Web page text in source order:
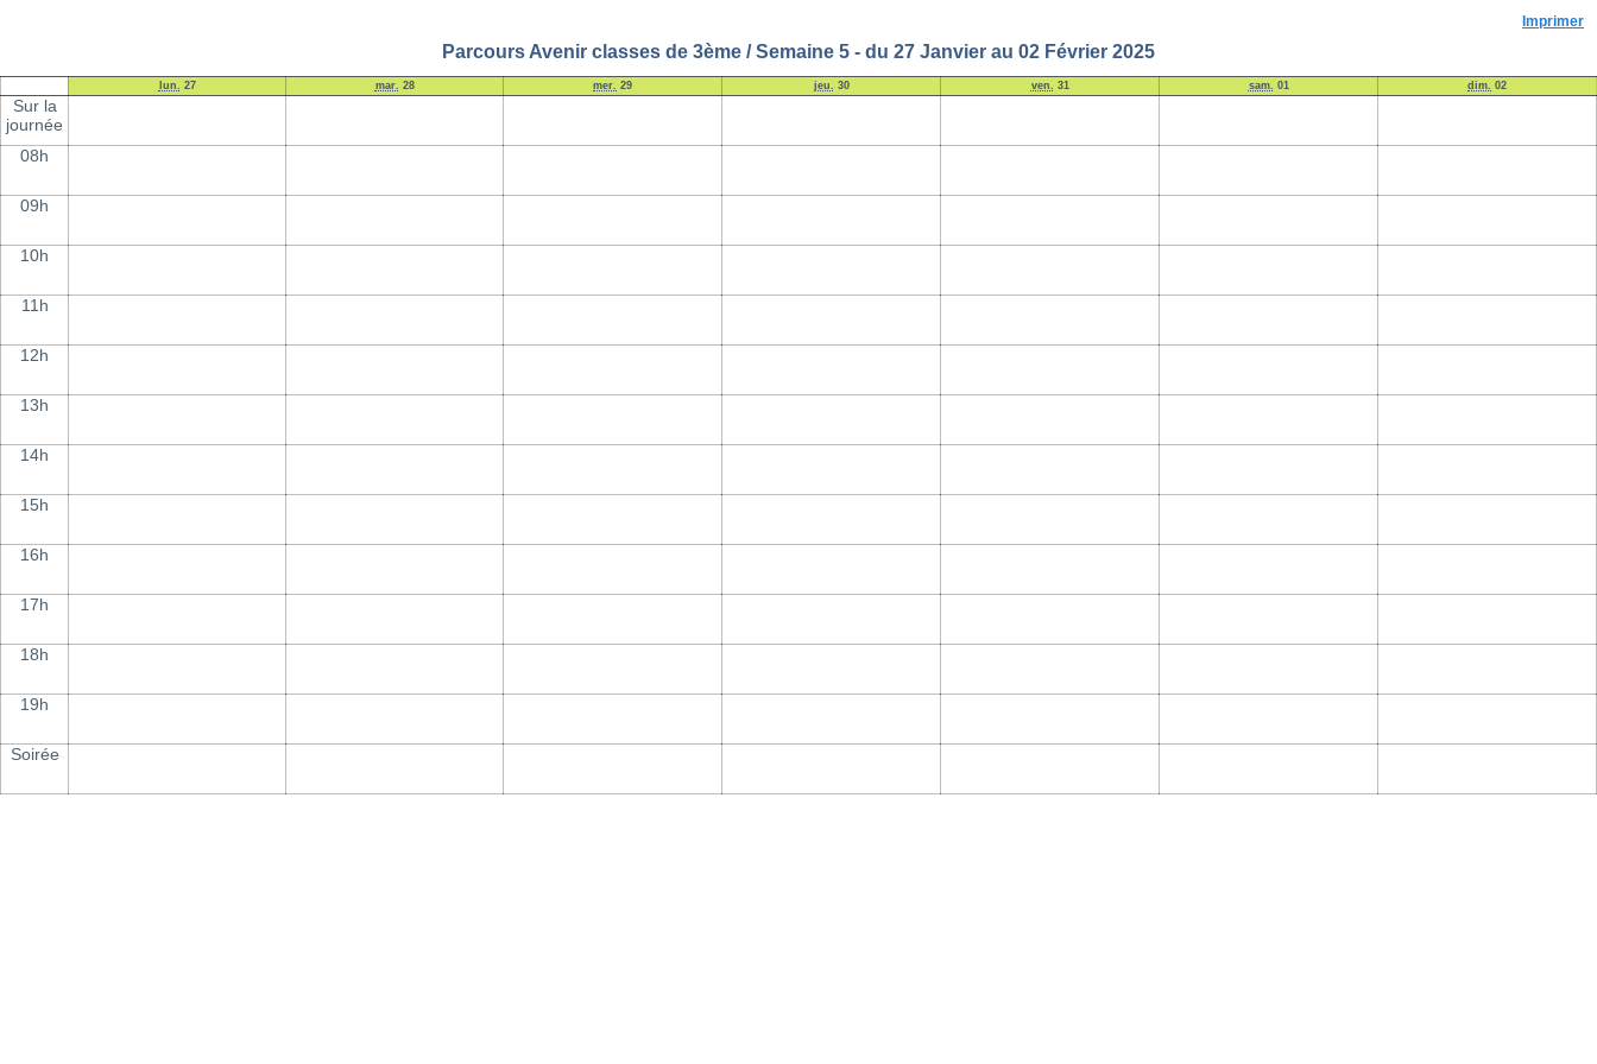
Imprimer
Parcours Avenir classes de 3ème / Semaine 5 - du 27 Janvier au 02 Février 2025
lun. 27 mar. 28 mer. 29 jeu. 30 ven. 31 sam. 01 dim. 02
Sur la
journée
08h
09h
10h
11h
12h
13h
14h
15h
16h
17h
18h
19h
Soirée